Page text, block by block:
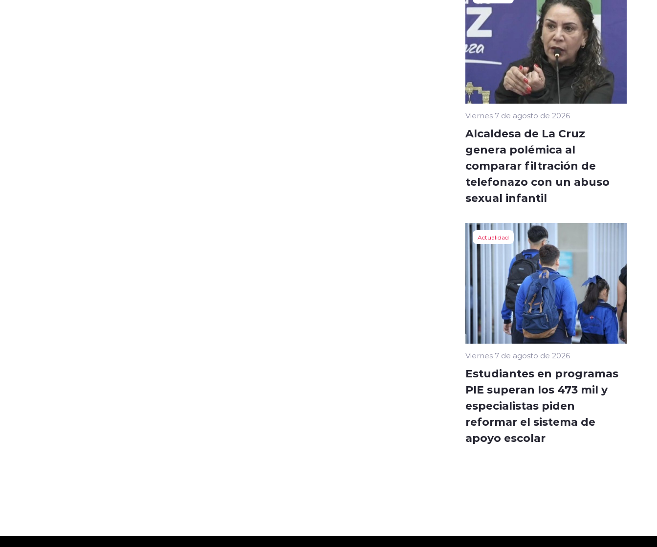
Viernes 7 de agosto de 2026
Alcaldesa de La Cruz
genera polémica al
comparar filtración de
telefonazo con un abuso
sexual infantil
Actualidad
Viernes 7 de agosto de 2026
Estudiantes en programas
PIE superan los 473 mil y
especialistas piden
reformar el sistema de
apoyo escolar